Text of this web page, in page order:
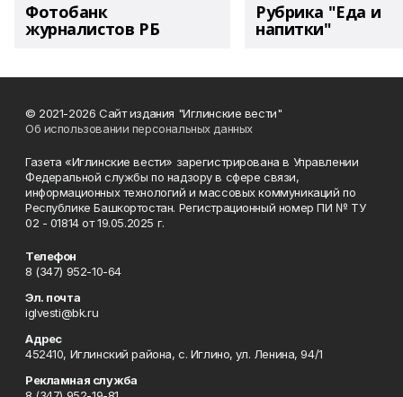
Фотобанк
журналистов РБ
Рубрика "Еда и
напитки"
© 2021-2026 Сайт издания "Иглинские вести"
Об использовании персональных данных
Газета «Иглинские вести» зарегистрирована в Управлении
Федеральной службы по надзору в сфере связи,
информационных технологий и массовых коммуникаций по
Республике Башкортостан. Регистрационный номер ПИ № ТУ
02 - 01814 от 19.05.2025 г.
Телефон
8 (347) 952-10-64
Эл. почта
iglvesti@bk.ru
Адрес
452410, Иглинский района, с. Иглино, ул. Ленина, 94/1
Рекламная служба